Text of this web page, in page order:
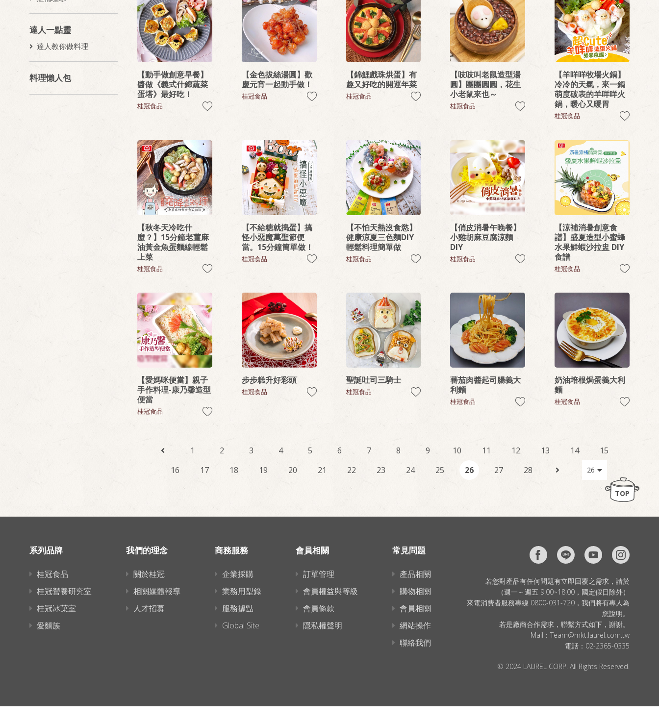
達人一點靈
達人教你做料理
料理懶人包
【動手做創意早餐】
醬做《義式什錦蔬菜
蛋塔》最好吃！
桂冠食品
【金色拔絲湯圓】歡
慶元宵一起動手做！
桂冠食品
【錦鯉戲珠烘蛋】有
趣又好吃的開運年菜
桂冠食品
【吱吱叫老鼠造型湯
圓】團團圓圓，花生
小老鼠來也～
桂冠食品
【羊咩咩牧場火鍋】
冷冷的天氣，來一鍋
萌度破表的羊咩咩火
鍋，暖心又暖胃
桂冠食品
【秋冬天冷吃什
麼？】15分鐘老薑麻
油黃金魚蛋麵線輕鬆
上菜
桂冠食品
【不給糖就搗蛋】搞
怪小惡魔萬聖節便
當。15分鐘簡單做！
桂冠食品
【不怕天熱沒食慾】
健康涼夏三色麵DIY
輕鬆料理簡單做
桂冠食品
【俏皮消暑午晚餐】
小雞胡麻豆腐涼麵
DIY
桂冠食品
【涼補消暑創意食
譜】盛夏造型小蜜蜂
水果鮮蝦沙拉盅 DIY
食譜
桂冠食品
【愛媽咪便當】親子
手作料理-康乃馨造型
便當
桂冠食品
步步糕升好彩頭
桂冠食品
聖誕吐司三騎士
桂冠食品
蕃茄肉醬起司腸義大
利麵
桂冠食品
奶油培根焗蛋義大利
麵
桂冠食品
1 2 3 4 5 6 7 8 9 10 11 12 13 14
15
16
17 18 19 20 21 22 23 24 25 26 27 28
TOP
系列品牌
桂冠食品
桂冠營養研究室
桂冠冰菓室
愛麵族
我們的理念
關於桂冠
相關媒體報導
人才招募
商務服務
企業採購
業務用型錄
服務據點
Global Site
會員相關
訂單管理
會員權益與等級
會員條款
隱私權聲明
常見問題
產品相關
購物相關
會員相關
網站操作
聯絡我們
若您對產品有任何問題有立即回覆之需求，請於
（週一～週五 9:00~18:00，國定假日除外）
來電消費者服務專線 0800-031-720，我們將有專人為
您說明。
若是廠商合作需求，聯繫方式如下，謝謝。
Mail： Team@mkt.laurel.com.tw
電話： 02-2365-0335
© 2024 LAUREL CORP. All Rights Reserved.